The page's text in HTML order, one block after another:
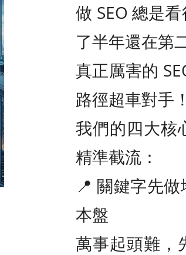
做 SEO 總是
了半年還在第
真正厲害的
路徑超車對手！
我們的四大核
精準截流：
📍 關鍵字先
本盤
萬事起頭難，